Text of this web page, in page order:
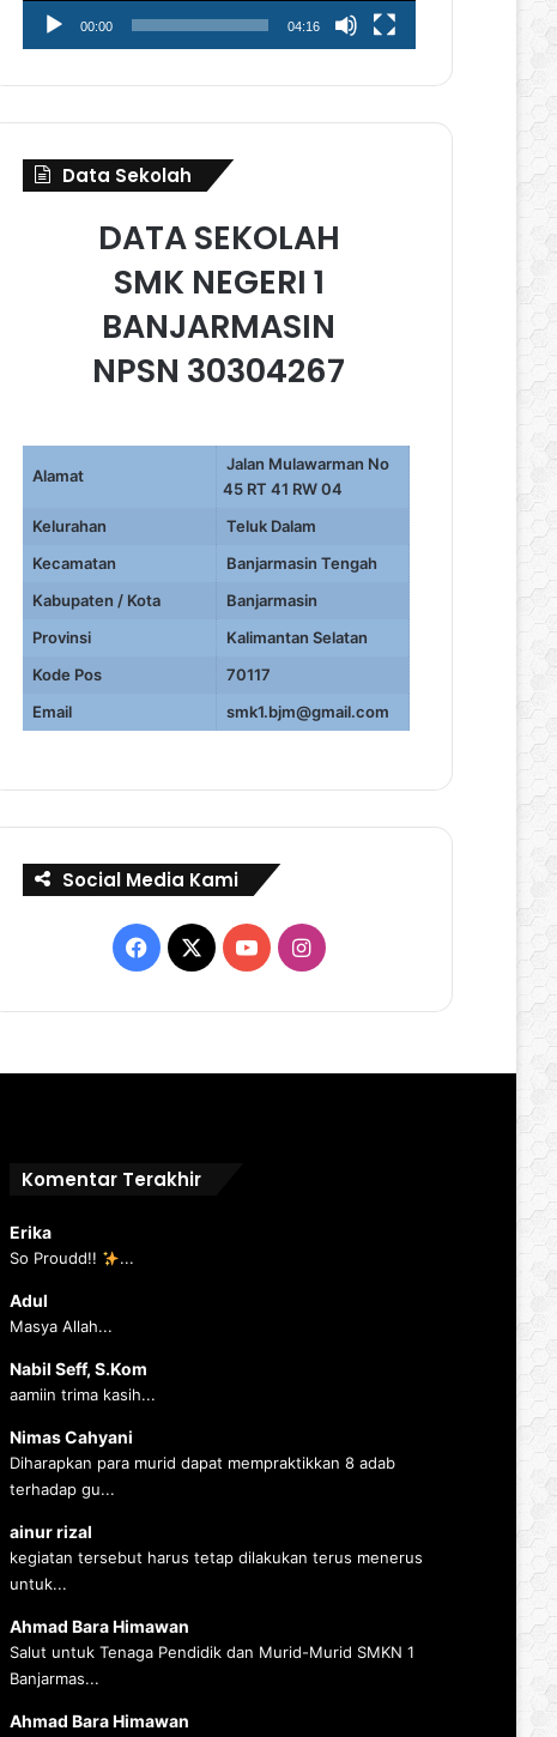
00:00 04:16
Data Sekolah
DATA SEKOLAH
SMK NEGERI 1
BANJARMASIN
NPSN 30304267
Alamat
Jalan Mulawarman No
45 RT 41 RW 04
Kelurahan
Teluk Dalam
Kecamatan
Banjarmasin Tengah
Kabupaten / Kota
Banjarmasin
Provinsi
Kalimantan Selatan
Kode Pos
70117
Email
smk1.bjm@gmail.com
Social Media Kami
Facebook
X YouTubeInstagram
Komentar Terakhir
Erika
So Proudd!! ...
Adul
Masya Allah...
Nabil Seff, S.Kom
aamiin trima kasih...
Nimas Cahyani
Diharapkan para murid dapat mempraktikkan 8 adab
terhadap gu...
ainur rizal
kegiatan tersebut harus tetap dilakukan terus menerus
untuk...
Ahmad Bara Himawan
Salut untuk Tenaga Pendidik dan Murid-Murid SMKN 1
Banjarmas...
Ahmad Bara Himawan